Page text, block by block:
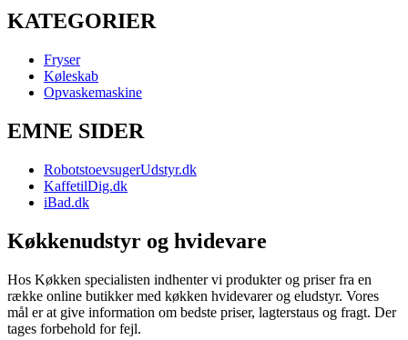
KATEGORIER
Fryser
Køleskab
Opvaskemaskine
EMNE SIDER
RobotstoevsugerUdstyr.dk
KaffetilDig.dk
iBad.dk
Køkkenudstyr og hvidevare
Hos Køkken specialisten indhenter vi produkter og priser fra en
række online butikker med køkken hvidevarer og eludstyr. Vores
mål er at give information om bedste priser, lagterstaus og fragt. Der
tages forbehold for fejl.